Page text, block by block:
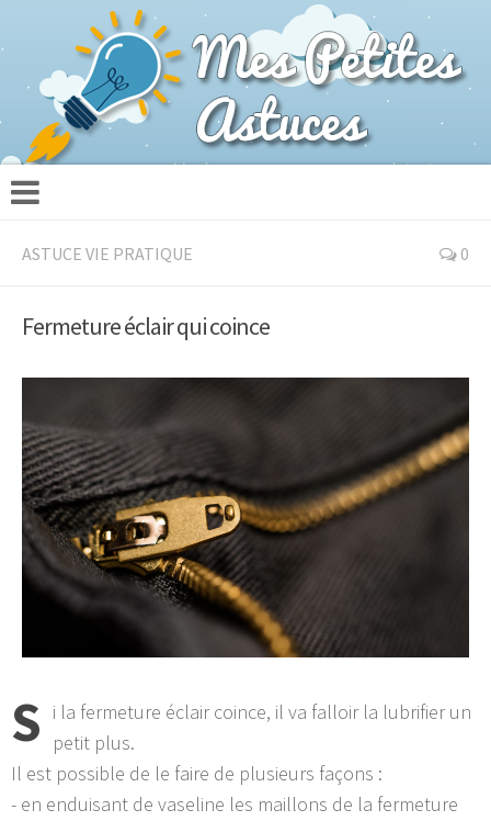
ASTUCE VIE PRATIQUE 0
Fermeture éclair qui coince
S i la fermeture éclair coince, il va falloir la lubrifier un
petit plus.
Il est possible de le faire de plusieurs façons :
- en enduisant de vaseline les maillons de la fermeture